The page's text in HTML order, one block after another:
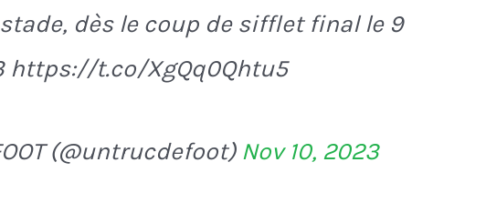
dès le coup de sifflet final le 9
https://t.co/XgQq0Qhtu5
(@untrucdefoot) Nov 10, 2023